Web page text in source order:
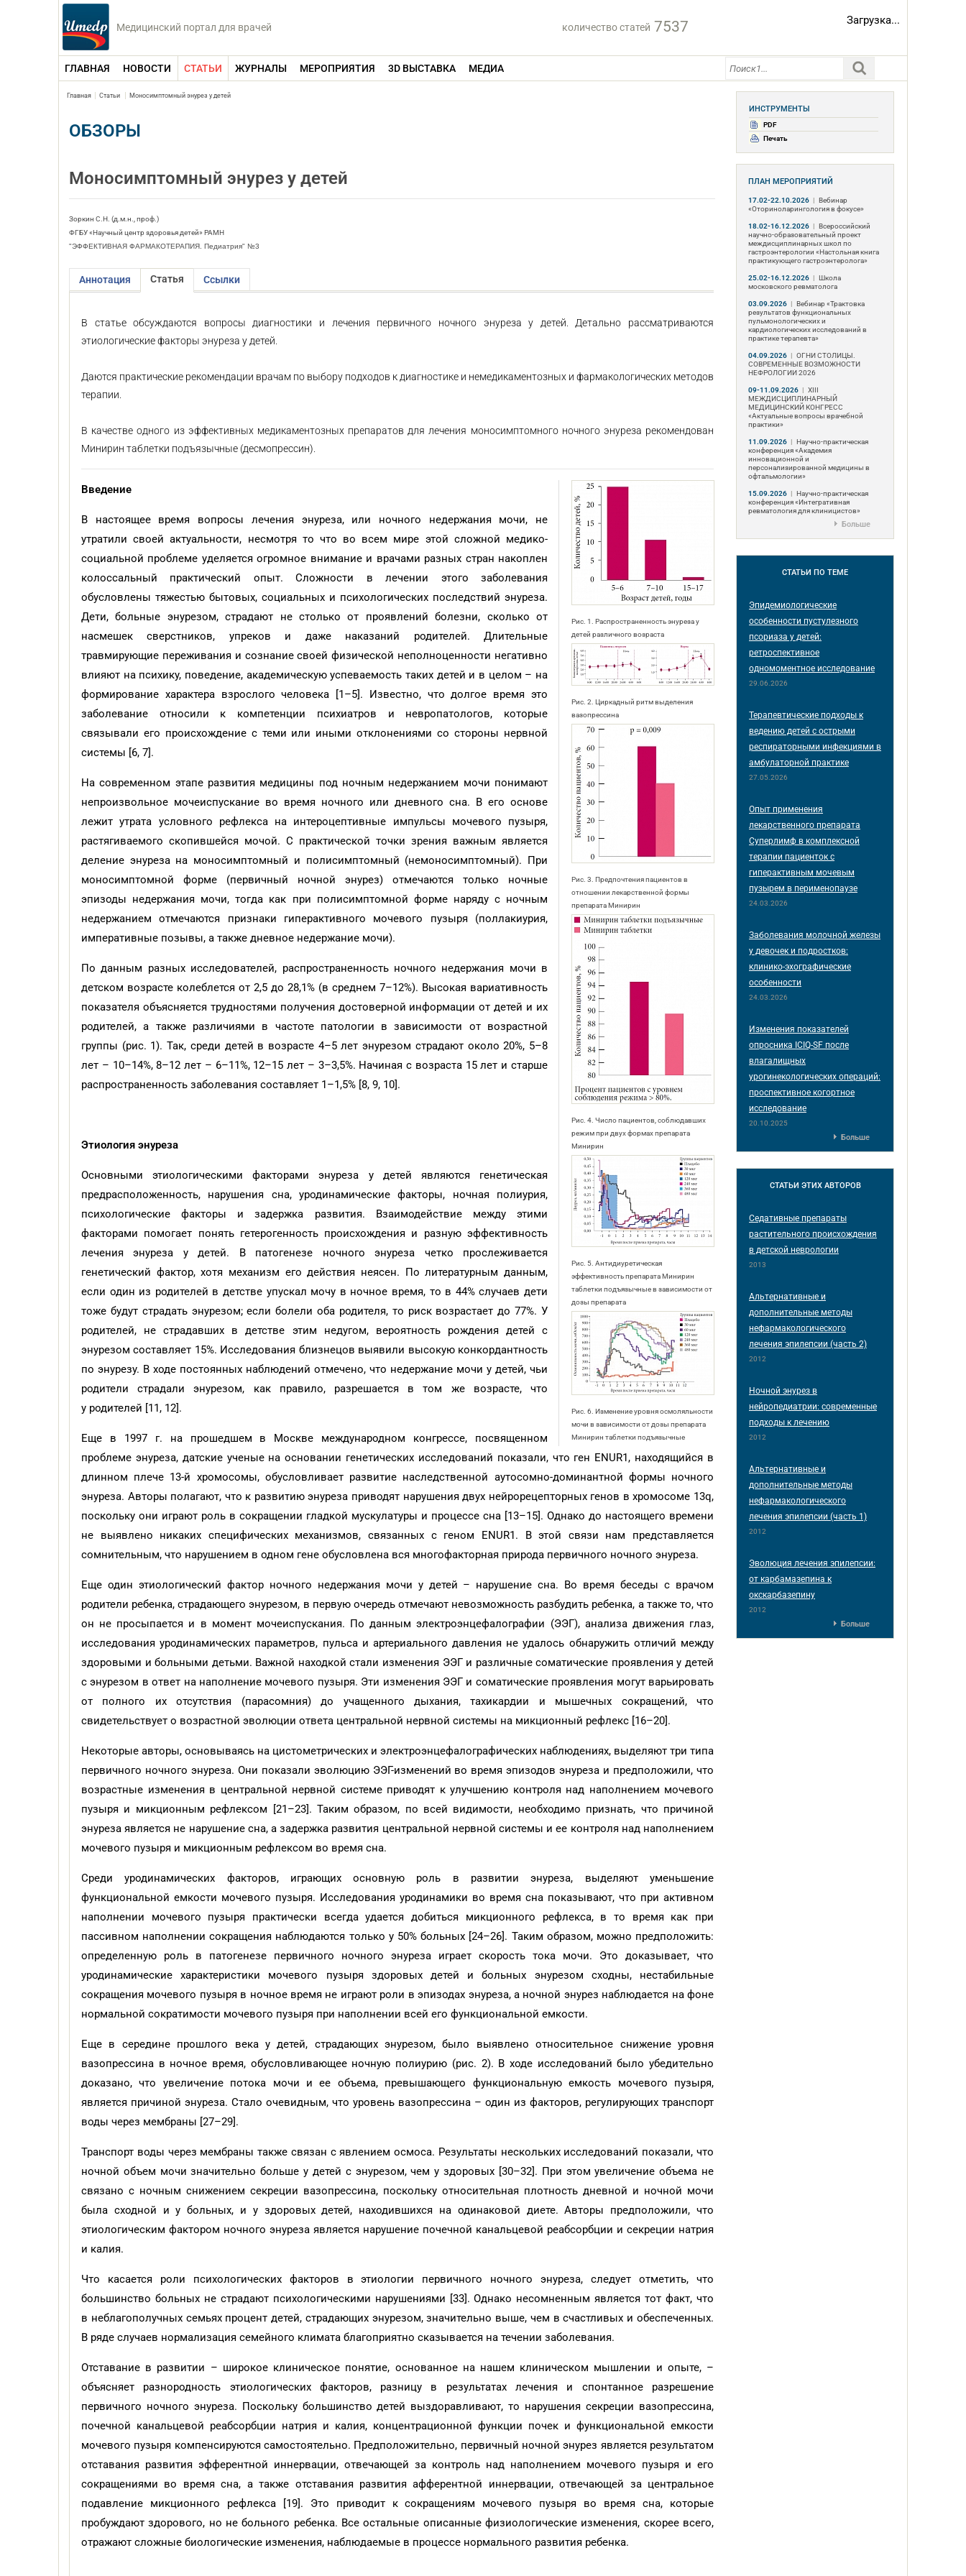
Медицинский портал для врачей количество статей 7537 Загрузка...
ГЛАВНАЯ НОВОСТИ СТАТЬИ ЖУРНАЛЫ МЕРОПРИЯТИЯ 3D ВЫСТАВКА МЕДИА
Главная Статьи Моносимптомный энурез у детей
ОБЗОРЫ
Моносимптомный энурез у детей
Зоркин С.Н. (д.м.н., проф.)
ФГБУ «Научный центр здоровья детей» РАМН
"ЭФФЕКТИВНАЯ ФАРМАКОТЕРАПИЯ. Педиатрия" №3
Аннотация Статья Ссылки
В статье обсуждаются вопросы диагностики и лечения первичного ночного энуреза у детей. Детально рассматриваются
этиологические факторы энуреза у детей.
Даются практические рекомендации врачам по выбору подходов к диагностике и немедикаментозных и фармакологических методов
терапии.
В качестве одного из эффективных медикаментозных препаратов для лечения моносимптомного ночного энуреза рекомендован
Минирин таблетки подъязычные (десмопрессин).
Рис. 1. Распространенность энуреза у
детей различного возраста
Рис. 2. Циркадный ритм выделения
вазопрессина
Рис. 3. Предпочтения пациентов в
отношении лекарственной формы
препарата Минирин
Рис. 4. Число пациентов, соблюдавших
режим при двух формах препарата
Минирин
Рис. 5. Антидиуретическая
эффективность препарата Минирин
таблетки подъязычные в зависимости от
дозы препарата
Рис. 6. Изменение уровня осмоляльности
мочи в зависимости от дозы препарата
Минирин таблетки подъязычные
Введение
В настоящее время вопросы лечения энуреза, или ночного недержания мочи, не
утратили своей актуальности, несмотря то что во всем мире этой сложной медико-
социальной проблеме уделяется огромное внимание и врачами разных стран накоплен
колоссальный практический опыт. Сложности в лечении этого заболевания
обусловлены тяжестью бытовых, социальных и психологических последствий энуреза.
Дети, больные энурезом, страдают не столько от проявлений болезни, сколько от
насмешек сверстников, упреков и даже наказаний родителей. Длительные
травмирующие переживания и сознание своей физической неполноценности негативно
влияют на психику, поведение, академическую успеваемость таких детей и в целом – на
формирование характера взрослого человека [1–5]. Известно, что долгое время это
заболевание относили к компетенции психиатров и невропатологов, которые
связывали его происхождение с теми или иными отклонениями со стороны нервной
системы [6, 7].
На современном этапе развития медицины под ночным недержанием мочи понимают
непроизвольное мочеиспускание во время ночного или дневного сна. В его основе
лежит утрата условного рефлекса на интероцептивные импульсы мочевого пузыря,
растягиваемого скопившейся мочой. С практической точки зрения важным является
деление энуреза на моносимптомный и полисимптомный (немоносимптомный). При
моносимптомной форме (первичный ночной энурез) отмечаются только ночные
эпизоды недержания мочи, тогда как при полисимптомной форме наряду с ночным
недержанием отмечаются признаки гиперактивного мочевого пузыря (поллакиурия,
императивные позывы, а также дневное недержание мочи).
По данным разных исследователей, распространенность ночного недержания мочи в
детском возрасте колеблется от 2,5 до 28,1% (в среднем 7–12%). Высокая вариативность
показателя объясняется трудностями получения достоверной информации от детей и их
родителей, а также различиями в частоте патологии в зависимости от возрастной
группы (рис. 1). Так, среди детей в возрасте 4–5 лет энурезом страдают около 20%, 5–8
лет – 10–14%, 8–12 лет – 6–11%, 12–15 лет – 3–3,5%. Начиная с возраста 15 лет и старше
распространенность заболевания составляет 1–1,5% [8, 9, 10].
Этиология энуреза
Основными этиологическими факторами энуреза у детей являются генетическая
предрасположенность, нарушения сна, уродинамические факторы, ночная полиурия,
психологические факторы и задержка развития. Взаимодействие между этими
факторами помогает понять гетерогенность происхождения и разную эффективность
лечения энуреза у детей. В патогенезе ночного энуреза четко прослеживается
генетический фактор, хотя механизм его действия неясен. По литературным данным,
если один из родителей в детстве упускал мочу в ночное время, то в 44% случаев дети
тоже будут страдать энурезом; если болели оба родителя, то риск возрастает до 77%. У
родителей, не страдавших в детстве этим недугом, вероятность рождения детей с
энурезом составляет 15%. Исследования близнецов выявили высокую конкордантность
по энурезу. В ходе постоянных наблюдений отмечено, что недержание мочи у детей, чьи
родители страдали энурезом, как правило, разрешается в том же возрасте, что
у родителей [11, 12].
Еще в 1997 г. на прошедшем в Москве международном конгрессе, посвященном
проблеме энуреза, датские ученые на основании генетических исследований показали, что ген ENUR1, находящийся в
длинном плече 13-й хромосомы, обусловливает развитие наследственной аутосомно-доминантной формы ночного
энуреза. Авторы полагают, что к развитию энуреза приводят нарушения двух нейрорецепторных генов в хромосоме 13q,
поскольку они играют роль в сокращении гладкой мускулатуры и процессе сна [13–15]. Однако до настоящего времени
не выявлено никаких специфических механизмов, связанных с геном ENUR1. В этой связи нам представляется
сомнительным, что нарушением в одном гене обусловлена вся многофакторная природа первичного ночного энуреза.
Еще один этиологический фактор ночного недержания мочи у детей – нарушение сна. Во время беседы с врачом
родители ребенка, страдающего энурезом, в первую очередь отмечают невозможность разбудить ребенка, а также то, что
он не просыпается и в момент мочеиспускания. По данным электроэнцефалографии (ЭЭГ), анализа движения глаз,
исследования уродинамических параметров, пульса и артериального давления не удалось обнаружить отличий между
здоровыми и больными детьми. Важной находкой стали изменения ЭЭГ и различные соматические проявления у детей
с энурезом в ответ на наполнение мочевого пузыря. Эти изменения ЭЭГ и соматические проявления могут варьировать
от полного их отсутствия (парасомния) до учащенного дыхания, тахикардии и мышечных сокращений, что
свидетельствует о возрастной эволюции ответа центральной нервной системы на микционный рефлекс [16–20].
Некоторые авторы, основываясь на цистометрических и электроэнцефалографических наблюдениях, выделяют три типа
первичного ночного энуреза. Они показали эволюцию ЭЭГ-изменений во время эпизодов энуреза и предположили, что
возрастные изменения в центральной нервной системе приводят к улучшению контроля над наполнением мочевого
пузыря и микционным рефлексом [21–23]. Таким образом, по всей видимости, необходимо признать, что причиной
энуреза является не нарушение сна, а задержка развития центральной нервной системы и ее контроля над наполнением
мочевого пузыря и микционным рефлексом во время сна.
Среди уродинамических факторов, играющих основную роль в развитии энуреза, выделяют уменьшение
функциональной емкости мочевого пузыря. Исследования уродинамики во время сна показывают, что при активном
наполнении мочевого пузыря практически всегда удается добиться микционного рефлекса, в то время как при
пассивном наполнении сокращения наблюдаются только у 50% больных [24–26]. Таким образом, можно предположить:
определенную роль в патогенезе первичного ночного энуреза играет скорость тока мочи. Это доказывает, что
уродинамические характеристики мочевого пузыря здоровых детей и больных энурезом сходны, нестабильные
сокращения мочевого пузыря в ночное время не играют роли в эпизодах энуреза, а ночной энурез наблюдается на фоне
нормальной сократимости мочевого пузыря при наполнении всей его функциональной емкости.
Еще в середине прошлого века у детей, страдающих энурезом, было выявлено относительное снижение уровня
вазопрессина в ночное время, обусловливающее ночную полиурию (рис. 2). В ходе исследований было убедительно
доказано, что увеличение потока мочи и ее объема, превышающего функциональную емкость мочевого пузыря,
является причиной энуреза. Стало очевидным, что уровень вазопрессина – один из факторов, регулирующих транспорт
воды через мембраны [27–29].
Транспорт воды через мембраны также связан с явлением осмоса. Результаты нескольких исследований показали, что
ночной объем мочи значительно больше у детей с энурезом, чем у здоровых [30–32]. При этом увеличение объема не
связано с ночным снижением секреции вазопрессина, поскольку относительная плотность дневной и ночной мочи
была сходной и у больных, и у здоровых детей, находившихся на одинаковой диете. Авторы предположили, что
этиологическим фактором ночного энуреза является нарушение почечной канальцевой реабсорбции и секреции натрия
и калия.
Что касается роли психологических факторов в этиологии первичного ночного энуреза, следует отметить, что
большинство больных не страдают психологическими нарушениями [33]. Однако несомненным является тот факт, что
в неблагополучных семьях процент детей, страдающих энурезом, значительно выше, чем в счастливых и обеспеченных.
В ряде случаев нормализация семейного климата благоприятно сказывается на течении заболевания.
Отставание в развитии – широкое клиническое понятие, основанное на нашем клиническом мышлении и опыте, –
объясняет разнородность этиологических факторов, разницу в результатах лечения и спонтанное разрешение
первичного ночного энуреза. Поскольку большинство детей выздоравливают, то нарушения секреции вазопрессина,
почечной канальцевой реабсорбции натрия и калия, концентрационной функции почек и функциональной емкости
мочевого пузыря компенсируются самостоятельно. Предположительно, первичный ночной энурез является результатом
отставания развития эфферентной иннервации, отвечающей за контроль над наполнением мочевого пузыря и его
сокращениями во время сна, а также отставания развития афферентной иннервации, отвечающей за центральное
подавление микционного рефлекса [19]. Это приводит к сокращениям мочевого пузыря во время сна, которые
пробуждают здорового, но не больного ребенка. Все остальные описанные физиологические изменения, скорее всего,
отражают сложные биологические изменения, наблюдаемые в процессе нормального развития ребенка.
ИНСТРУМЕНТЫ
PDF
Печать
ПЛАН МЕРОПРИЯТИЙ
17.02-22.10.2026 | Вебинар
«Оториноларингология в фокусе»
18.02-16.12.2026 | Всероссийский
научно-образовательный проект
междисциплинарных школ по
гастроэнтерологии «Настольная книга
практикующего гастроэнтеролога»
25.02-16.12.2026 | Школа
московского ревматолога
03.09.2026 | Вебинар «Трактовка
результатов функциональных
пульмонологических и
кардиологических исследований в
практике терапевта»
04.09.2026 | ОГНИ СТОЛИЦЫ.
СОВРЕМЕННЫЕ ВОЗМОЖНОСТИ
НЕФРОЛОГИИ 2026
09-11.09.2026 | ХIII
МЕЖДИСЦИПЛИНАРНЫЙ
МЕДИЦИНСКИЙ КОНГРЕСС
«Актуальные вопросы врачебной
практики»
11.09.2026 | Научно-практическая
конференция «Академия
инновационной и
персонализированной медицины в
офтальмологии»
15.09.2026 | Научно-практическая
конференция «Интегративная
ревматология для клиницистов»
Больше
СТАТЬИ ПО ТЕМЕ
Эпидемиологические
особенности пустулезного
псориаза у детей:
ретроспективное
одномоментное исследование
29.06.2026
Терапевтические подходы к
ведению детей с острыми
респираторными инфекциями в
амбулаторной практике
27.05.2026
Опыт применения
лекарственного препарата
Суперлимф в комплексной
терапии пациенток с
гиперактивным мочевым
пузырем в перименопаузе
24.03.2026
Заболевания молочной железы
у девочек и подростков:
клинико-эхографические
особенности
24.03.2026
Изменения показателей
опросника ICIQ-SF после
влагалищных
урогинекологических операций:
проспективное когортное
исследование
20.10.2025
Больше
СТАТЬИ ЭТИХ АВТОРОВ
Седативные препараты
растительного происхождения
в детской неврологии
2013
Альтернативные и
дополнительные методы
нефармакологического
лечения эпилепсии (часть 2)
2012
Ночной энурез в
нейропедиатрии: современные
подходы к лечению
2012
Альтернативные и
дополнительные методы
нефармакологического
лечения эпилепсии (часть 1)
2012
Эволюция лечения эпилепсии:
от карбамазепина к
окскарбазепину
2012
Больше